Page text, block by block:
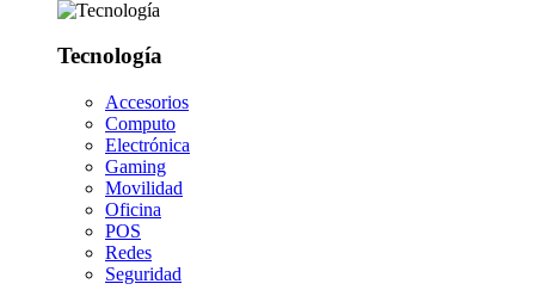
Tecnología
Accesorios
Computo
Electrónica
Gaming
Movilidad
Oficina
POS
Redes
Seguridad